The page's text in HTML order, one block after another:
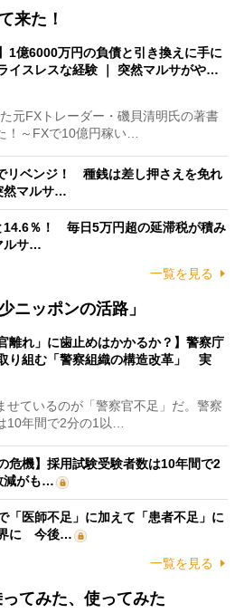
来た！
1億6000万円の負債と引き換えに手に
イスレスな経験 ｜ 突然マルサがや…
元FXトレーダー・磯貝清明氏の著書
！～FXで10億円稼い…
リベンジ！ 種銭は差し押さえを免れ
然マルサ…
14.6％！ 毎日5万円超の延滞税が積み
ルサ…
一覧を見る
ニッポンの活路」
離れ」に歯止めはかかるか？】警察庁
り組む「警察組織の構造改革」 実
ているのが「警察官不足」だ。警察
10年間で2分の1以…
危機】採用試験受験者数は10年間で2
減がも…
「医師不足」に加えて「患者不足」に
界に 今後…
一覧を見る
てみた、使ってみた